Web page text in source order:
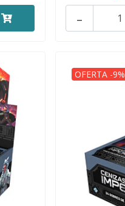
-
OFERTA -9%